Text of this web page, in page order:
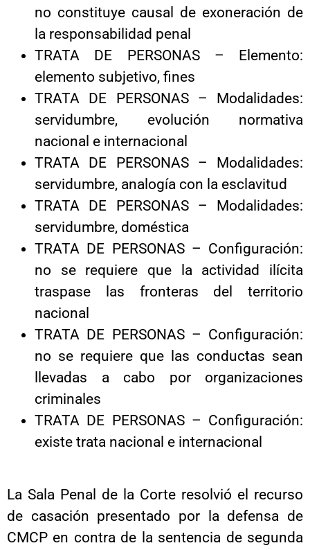
no constituye causal de exoneración de
la responsabilidad penal
TRATA DE PERSONAS – Elemento:
elemento subjetivo, fines
TRATA DE PERSONAS – Modalidades:
servidumbre, evolución normativa
nacional e internacional
TRATA DE PERSONAS – Modalidades:
servidumbre, analogía con la esclavitud
TRATA DE PERSONAS – Modalidades:
servidumbre, doméstica
TRATA DE PERSONAS – Configuración:
no se requiere que la actividad ilícita
traspase las fronteras del territorio
nacional
TRATA DE PERSONAS – Configuración:
no se requiere que las conductas sean
llevadas a cabo por organizaciones
criminales
TRATA DE PERSONAS – Configuración:
existe trata nacional e internacional
La Sala Penal de la Corte resolvió el recurso
de casación presentado por la defensa de
CMCP en contra de la sentencia de segunda